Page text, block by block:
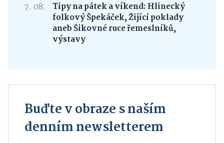
7. 08.
Tipy na pátek a víkend: Hlinecký
folkový Špekáček, Žijící poklady
aneb Šikovné ruce řemeslníků,
výstavy
Buďte v obraze s naším
denním newsletterem